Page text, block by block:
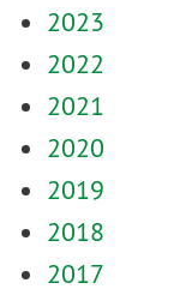
2023
2022
2021
2020
2019
2018
2017